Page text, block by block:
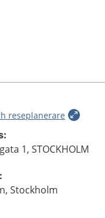
reseplanerare
1, STOCKHOLM
Stockholm